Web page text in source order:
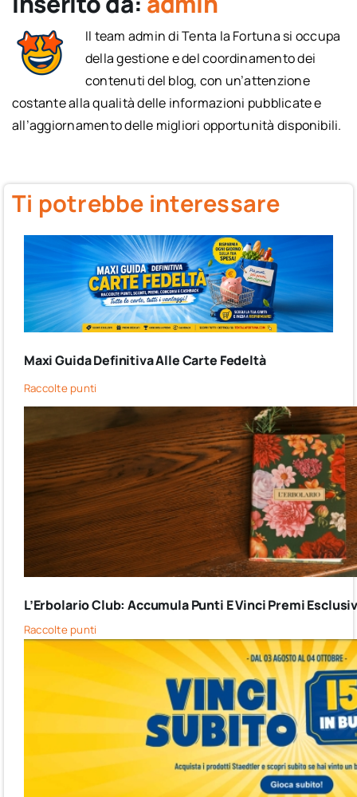
Il team admin di Tenta la Fortuna si occupa
della gestione e del coordinamento dei
contenuti del blog, con un’attenzione
costante alla qualità delle informazioni pubblicate e
all’aggiornamento delle migliori opportunità disponibili.
Ti potrebbe interessare
Maxi Guida Definitiva Alle Carte Fedeltà
Raccolte punti
L’Erbolario Club: Accumula Punti E Vinci Premi
Raccolte punti